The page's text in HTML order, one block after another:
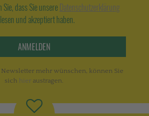
dass Sie unsereDatenschutzerklärung
und akzeptiert haben.
ANMELDEN
mehr wünschen, können Sie
sich hier austragen.